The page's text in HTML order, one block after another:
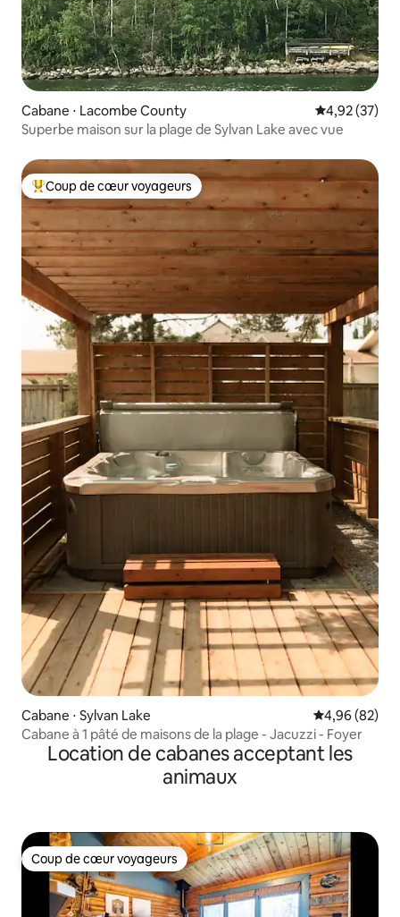
Cabane ⋅ Lacombe County Évaluation
4,92 (37)
Superbe maison sur la plage de Sylvan Lake avec vue
Coups de cœur voyageurs les plus appréciés
Coup de cœur voyageurs
Cabane ⋅ Sylvan Lake Évaluation
4,96 (82)
Cabane à 1 pâté de maisons de la plage - Jacuzzi - Foyer
Location de cabanes acceptant les
animaux
Coup de cœur voyageurs
Coup de cœur voyageurs